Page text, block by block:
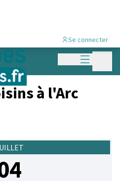
Menu
Se connecter
à l'Arc